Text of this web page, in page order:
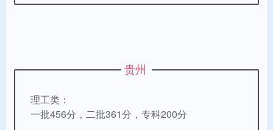
贵州
理工类：
一批456分，二批361分，专科200分